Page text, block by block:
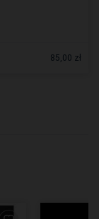
85,00 zł